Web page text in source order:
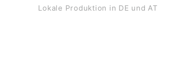
Lokale Produktion in DE und AT